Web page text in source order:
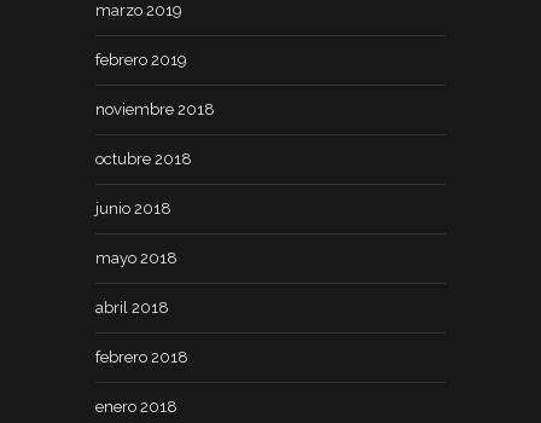
marzo 2019
febrero 2019
noviembre 2018
octubre 2018
junio 2018
mayo 2018
abril 2018
febrero 2018
enero 2018